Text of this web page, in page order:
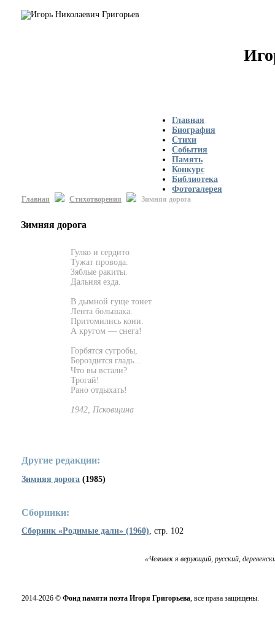
Главная
Биография
Стихи
События
Память
Конкурс
Библиотека
Фотогалерея
Главная Стихотворения Зимняя дорога
Зимняя дорога
Гулко и сердито
Тужат провода.
Зяблые ракиты.
Дальняя езда.
В дымной гуще тонет
Лента большака.
Притомились кони.
А кругом — снега!
Горбятся сугробы,
Бороздится гладь...
Что вы встали?
Трогай!
Рано отдыхать!
1942, Псковщина
Другие редакции:
Зимняя дорога (1985)
Сборники:
Сборник «Родимые дали» (1960), стр. 102
«Человек я верующий, русский,
2014-2026 © Фонд памяти поэта Игоря Григорьева, все права защищены.